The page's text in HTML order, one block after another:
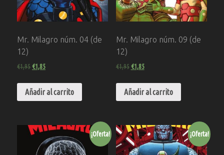
Mr. Milagro núm. 04 (de
12)
€1,95€1,85
Añadir al carrito
Mr. Milagro núm. 09 (de
12)
€1,95 €1,85
Añadir al carrito
¡Oferta! ¡Oferta!